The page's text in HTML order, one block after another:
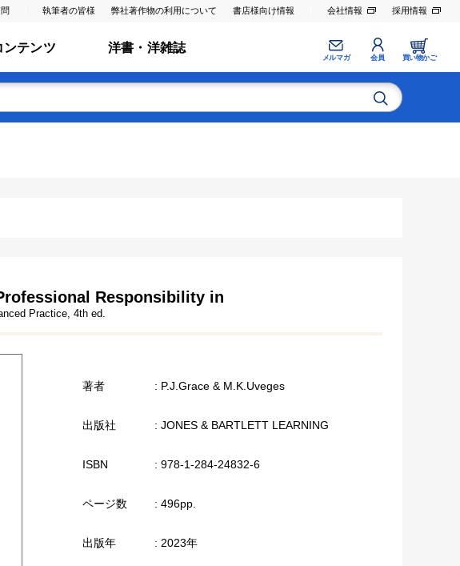
執筆者の皆様 弊社著作物の利用について 書店様向け情報 会社情報 採用情報
ンテンツ 洋書・洋雑誌
メルマガ 会員 買い物かご
Responsibility in
Practice, 4th ed.
著者 : P.J.Grace & M.K.Uveges
出版社 : JONES & BARTLETT LEARNING
ISBN : 978-1-284-24832-6
ページ数 : 496pp.
出版年 : 2023年